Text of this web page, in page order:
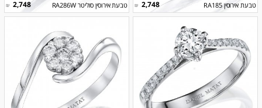
טבעת אירוסין RA185 2,748
₪ טבעת אירוסין סוליטר RA286W 2,748
₪